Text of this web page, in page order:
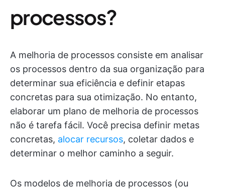
processos?
A melhoria de processos consiste em analisar
os processos dentro da sua organização para
determinar sua eficiência e definir etapas
concretas para sua otimização. No entanto,
elaborar um plano de melhoria de processos
não é tarefa fácil. Você precisa definir metas
concretas, alocar recursos, coletar dados e
determinar o melhor caminho a seguir.
Os modelos de melhoria de processos (ou